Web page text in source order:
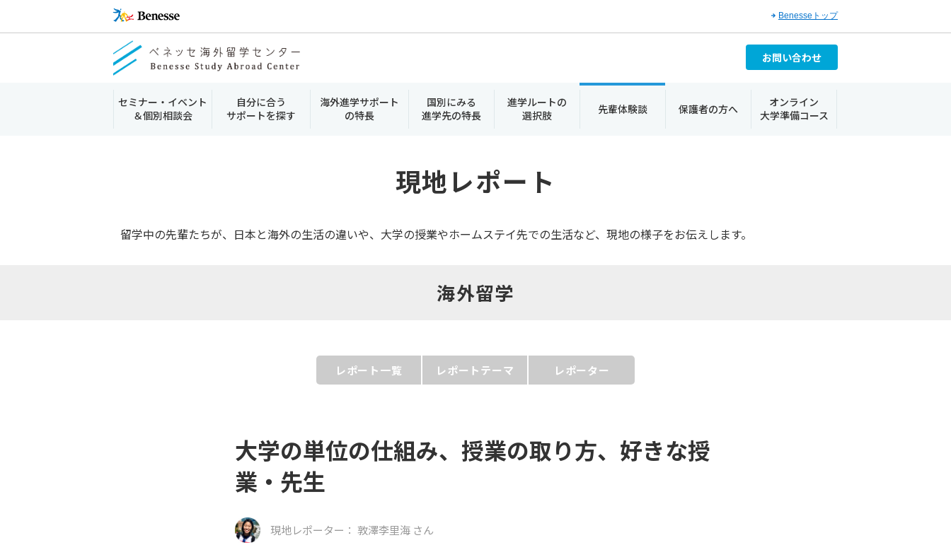
Benesseトップ
お問い合わせ
セミナー・イベント
＆個別相談会
自分に合う
サポートを探す
海外進学サポート
の特長
国別にみる
進学先の特長
進学ルートの
選択肢
先輩体験談 保護者の方へ
オンライン
大学準備コース
現地レポート
留学中の先輩たちが、日本と海外の生活の違いや、大学の授業やホームステイ先での生活など、現地の様子をお伝えします。
海外留学
レポート一覧 レポートテーマ レポーター
大学の単位の仕組み、授業の取り方、好きな授
業・先生
現地レポーター： 敦澤李里海 さん